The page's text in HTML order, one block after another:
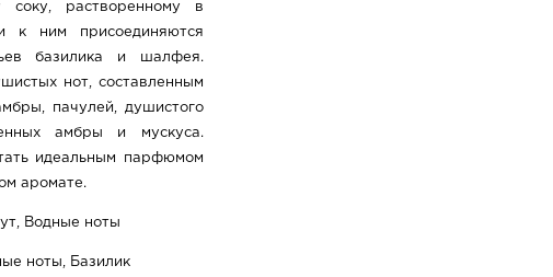
соку, растворенному в
к ним присоединяются
базилика и шалфея.
нот, составленным
пачулей, душистого
амбры и мускуса.
идеальным парфюмом
аромате.
Водные ноты
ноты, Базилик